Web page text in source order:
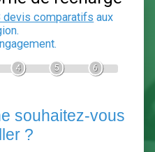
borne de
3 devis comparatifs
engagement.
3 6